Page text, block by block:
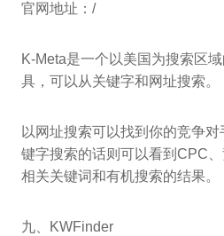
官网地址：/
K-Meta是一个以美国为搜索区
具，可以从关键字和网址搜索。
以网址搜索可以找到你的竞争
键字搜索的话则可以看到CPC
相关关键词和有机搜索的结果。
九、KWFinder